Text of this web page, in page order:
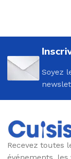
Soyez
Recevez toutes